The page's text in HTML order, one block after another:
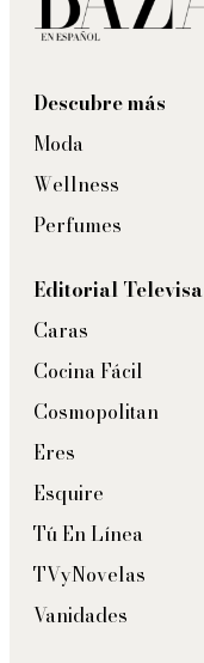
Descubre más
Moda
Wellness
Perfumes
Editorial Televisa
Caras
Cocina Fácil
Cosmopolitan
Eres
Esquire
Tú En Línea
TVyNovelas
Vanidades